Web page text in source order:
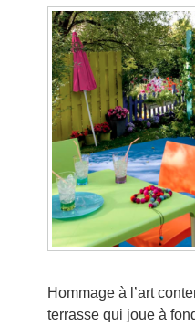
Hommage à l’art
terrasse qui joue à